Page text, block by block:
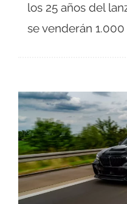
los 25 años del
se venderán